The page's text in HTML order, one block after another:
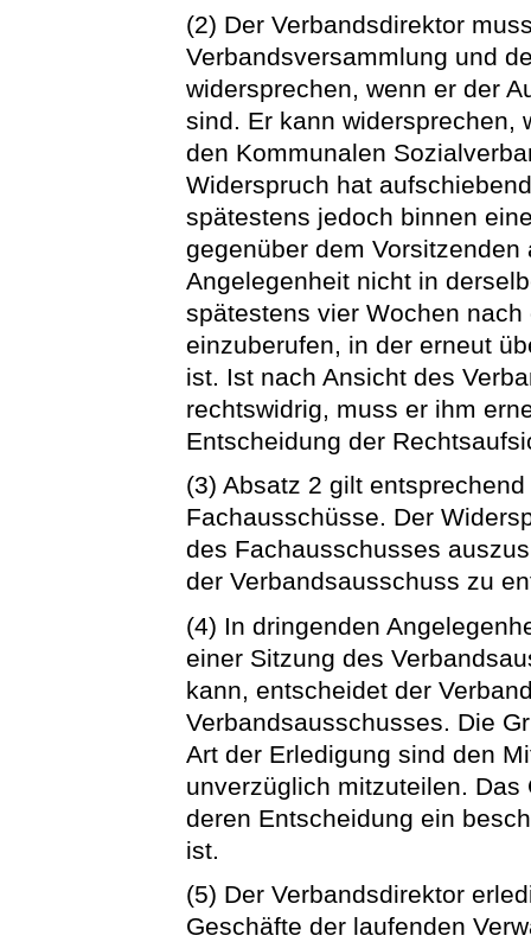
(2) Der Verbandsdirektor
Verbandsversammlung und
widersprechen, wenn er der
sind. Er kann widersprechen,
den Kommunalen
Widerspruch hat
spätestens jedoch binnen
gegenüber dem
Angelegenheit nicht in
spätestens vier Wochen
einzuberufen, in der erneut
ist. Ist nach Ansicht des
rechtswidrig, muss er ihm
Entscheidung der
(3) Absatz 2 gilt
Fachausschüsse. Der
des Fachausschusses
der Verbandsausschuss zu
(4) In dringenden
einer Sitzung des
kann, entscheidet der
Verbandsausschusses. Die
Art der Erledigung sind den
unverzüglich mitzuteilen.
deren Entscheidung ein
ist.
(5) Der Verbandsdirektor
Geschäfte der laufenden